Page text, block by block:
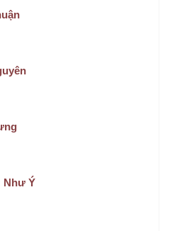
Như Ý